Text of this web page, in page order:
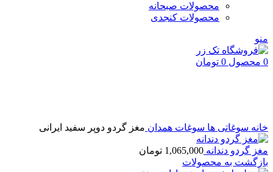
محصولات صبحانه
محصولات کنجدی
منو
0 محصول 0 تومان
خانه سوغاتی ها سوغات همدان مغز گردو دوپر سفید ایرانی
مغز گردو دندانه 1,065,000 تومان
بازگشت به محصولات